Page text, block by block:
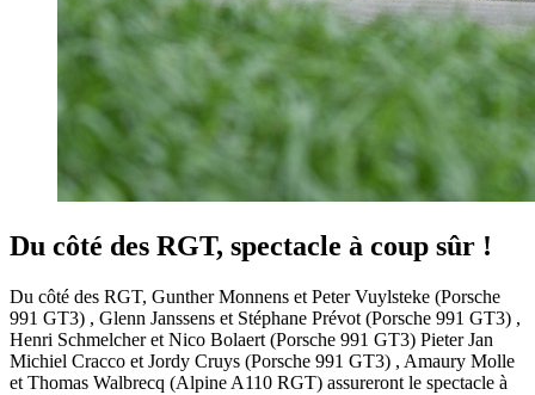
Du côté des RGT, spectacle à coup sûr !
Du côté des RGT, Gunther Monnens et Peter Vuylsteke (Porsche
991 GT3) , Glenn Janssens et Stéphane Prévot (Porsche 991 GT3) ,
Henri Schmelcher et Nico Bolaert (Porsche 991 GT3) Pieter Jan
Michiel Cracco et Jordy Cruys (Porsche 991 GT3) , Amaury Molle
et Thomas Walbrecq (Alpine A110 RGT) assureront le spectacle à